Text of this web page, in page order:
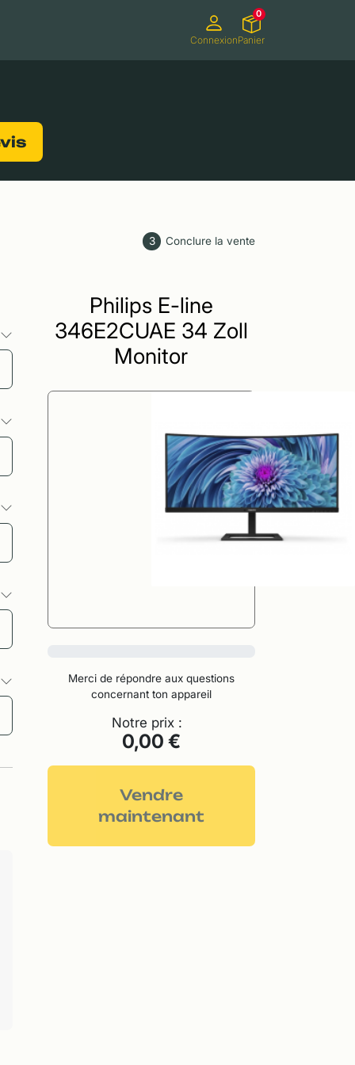
ConnexionPanier
0
3 Conclure la vente
Philips E-line
346E2CUAE 34 Zoll
Monitor
Merci de répondre aux questions
concernant ton appareil
Notre prix :
0,00 €
Vendre
maintenant